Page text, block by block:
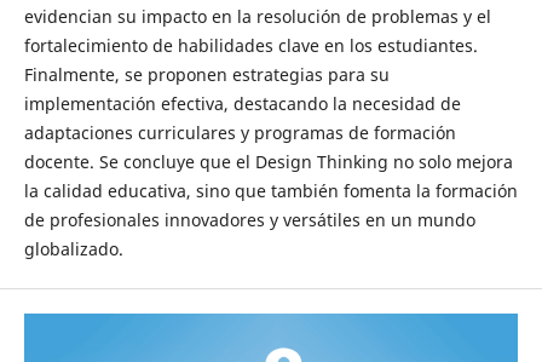
evidencian su impacto en la resolución de problemas y el
fortalecimiento de habilidades clave en los estudiantes.
Finalmente, se proponen estrategias para su
implementación efectiva, destacando la necesidad de
adaptaciones curriculares y programas de formación
docente. Se concluye que el Design Thinking no solo mejora
la calidad educativa, sino que también fomenta la formación
de profesionales innovadores y versátiles en un mundo
globalizado.